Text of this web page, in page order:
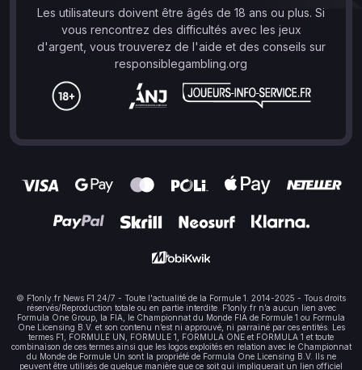
Les utilisateurs doivent être âgés de 18 ans ou plus. Si
vous rencontrez des difficultés avec les jeux
d'argent, vous trouverez de l'aide et des conseils sur
responsiblegambling.org
© F1only.fr News F1 24/7 - Toute l'actualité de la Formule 1. 2014-2025 - Tous droits
réservés/Reproduction totale ou en partie interdite. F1only.fr n’a aucun lien avec
Formula One Group, la FIA, le Championnat du Monde FIA de Formule 1 ou Formula
One Licensing B.V. et son contenu n’est ni approuvé, ni parrainé par ces entités. Les
termes F1, FORMULE UN, FORMULE 1, FORMULA ONE et FORMULA 1 et toute
combinaison de ces termes ainsi que les logos exploités en relation avec le Championnat
du Monde de Formule Un sont la propriété de Formula One Licensing B.V. Ils ne
peuvent être utilisés de quelque manière que ce soit qui impliquerait un lien officiel